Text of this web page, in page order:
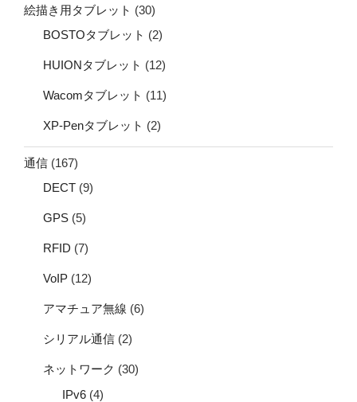
絵描き用タブレット (30)
BOSTOタブレット (2)
HUIONタブレット (12)
Wacomタブレット (11)
XP-Penタブレット (2)
通信 (167)
DECT (9)
GPS (5)
RFID (7)
VoIP (12)
アマチュア無線 (6)
シリアル通信 (2)
ネットワーク (30)
IPv6 (4)